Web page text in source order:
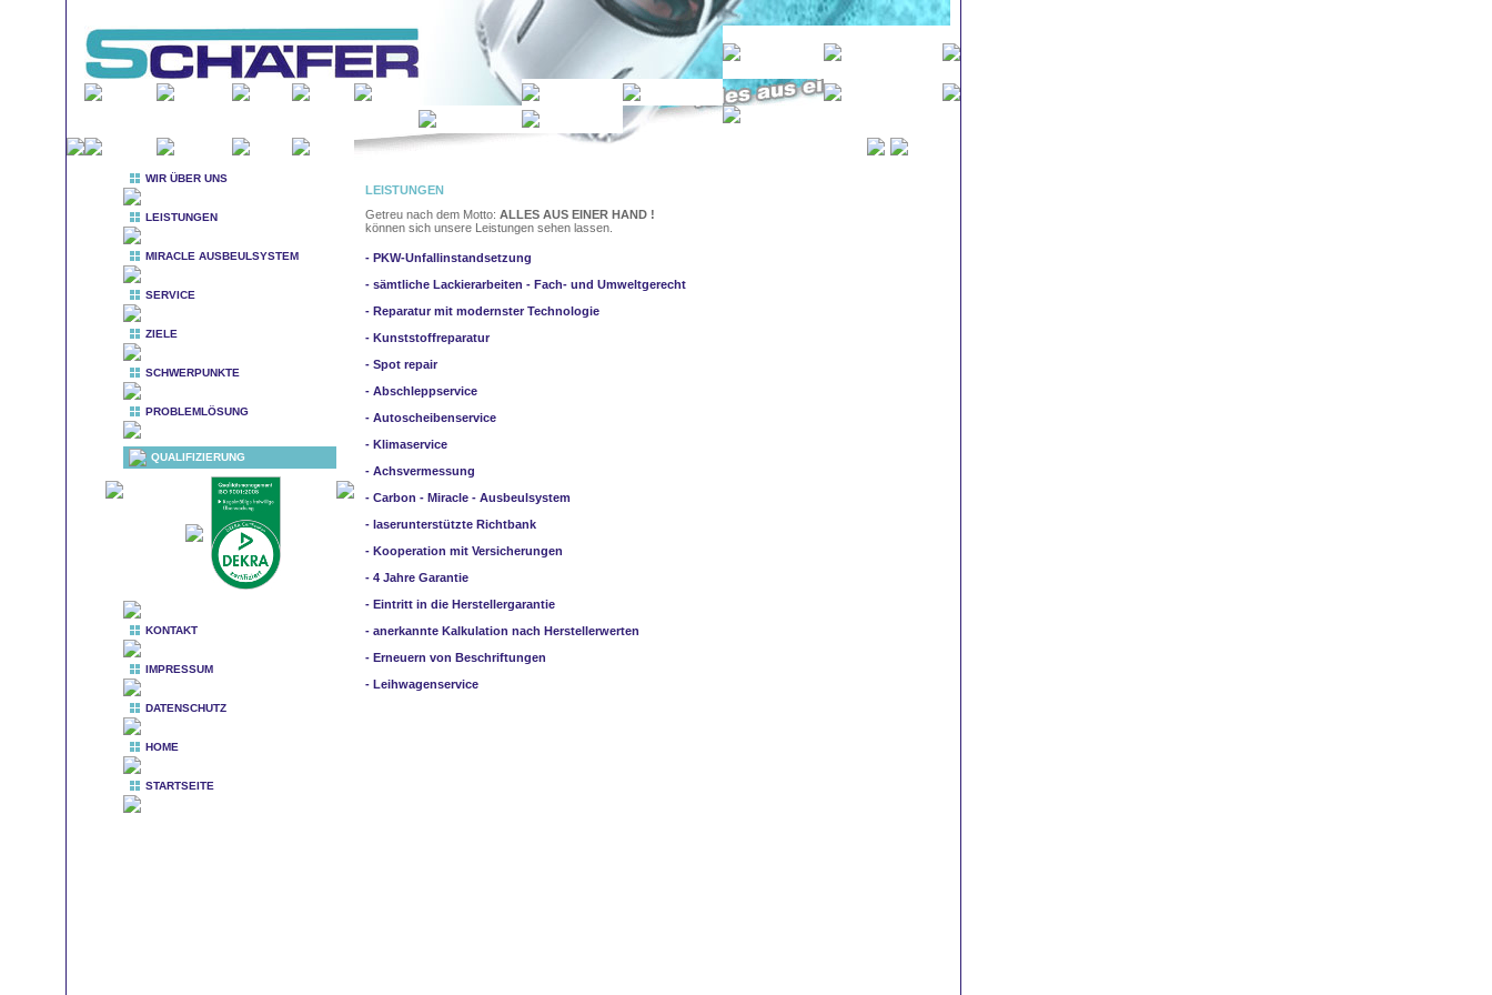
WIR ÜBER UNS
LEISTUNGEN
MIRACLE AUSBEULSYSTEM
SERVICE
ZIELE
SCHWERPUNKTE
PROBLEMLÖSUNG
QUALIFIZIERUNG
KONTAKT
IMPRESSUM
DATENSCHUTZ
HOME
STARTSEITE
LEISTUNGEN
Getreu nach dem Motto: ALLES AUS EINER HAND !
können sich unsere Leistungen sehen lassen.
- PKW-Unfallinstandsetzung
- sämtliche Lackierarbeiten - Fach- und Umweltgerecht
- Reparatur mit modernster Technologie
- Kunststoffreparatur
- Spot repair
- Abschleppservice
- Autoscheibenservice
- Klimaservice
- Achsvermessung
- Carbon - Miracle - Ausbeulsystem
- laserunterstützte Richtbank
- Kooperation mit Versicherungen
- 4 Jahre Garantie
- Eintritt in die Herstellergarantie
- anerkannte Kalkulation nach Herstellerwerten
- Erneuern von Beschriftungen
- Leihwagenservice